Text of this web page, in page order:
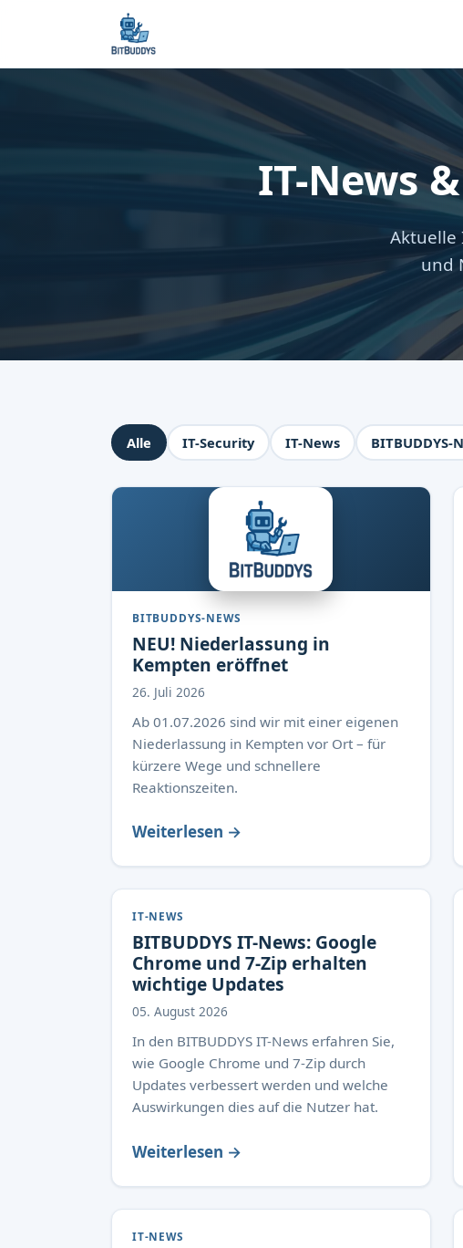
IT-News
Aktuelle
und
Alle IT-Security IT-News BITBUDDYS-
BITBUDDYS-NEWS
NEU! Niederlassung in
Kempten eröffnet
26. Juli 2026
Ab 01.07.2026 sind wir mit einer eigenen
Niederlassung in Kempten vor Ort – für
kürzere Wege und schnellere
Reaktionszeiten.
Weiterlesen →
IT-NEWS
BITBUDDYS IT-News: Google
Chrome und 7-Zip erhalten
wichtige Updates
05. August 2026
In den BITBUDDYS IT-News erfahren Sie,
wie Google Chrome und 7-Zip durch
Updates verbessert werden und welche
Auswirkungen dies auf die Nutzer hat.
Weiterlesen →
IT-NEWS